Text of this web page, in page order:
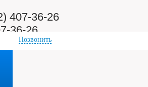
407-36-26
36-26
Позвонить